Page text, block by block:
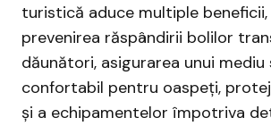
turistică aduce multiple
prevenirea răspândirii bolilor
dăunători, asigurarea unui mediu
confortabil pentru oaspeți,
și a echipamentelor împotriva